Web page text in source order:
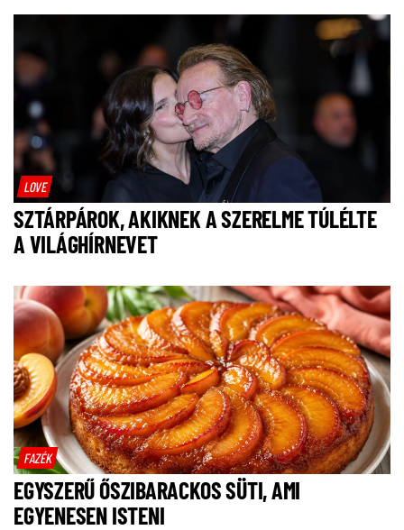
LOVE
SZTÁRPÁROK, AKIKNEK A SZERELME TÚLÉLTE
A VILÁGHÍRNEVET
FAZÉK
EGYSZERŰ ŐSZIBARACKOS SÜTI, AMI
EGYENESEN ISTENI